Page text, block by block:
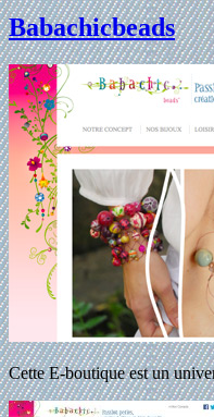
Babachicbeads
Cette E-boutique est un